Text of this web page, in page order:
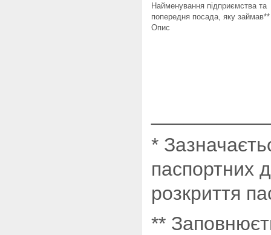
Найменування підприємства та
попередня посада, яку займав**
Опис
*
паспортних
розкриття
**